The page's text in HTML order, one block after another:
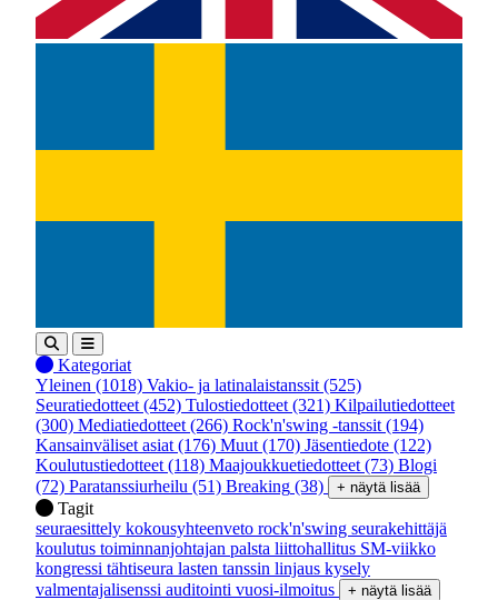
Kategoriat
Yleinen (1018) Vakio- ja latinalaistanssit (525)
Seuratiedotteet (452) Tulostiedotteet (321) Kilpailutiedotteet
(300) Mediatiedotteet (266) Rock'n'swing -tanssit (194)
Kansainväliset asiat (176) Muut (170) Jäsentiedote (122)
Koulutustiedotteet (118) Maajoukkuetiedotteet (73) Blogi
(72) Paratanssiurheilu (51) Breaking (38) + näytä lisää
Tagit
seuraesittely kokousyhteenveto rock'n'swing seurakehittäjä
koulutus toiminnanjohtajan palsta liittohallitus SM-viikko
kongressi tähtiseura lasten tanssin linjaus kysely
valmentajalisenssi auditointi vuosi-ilmoitus + näytä lisää